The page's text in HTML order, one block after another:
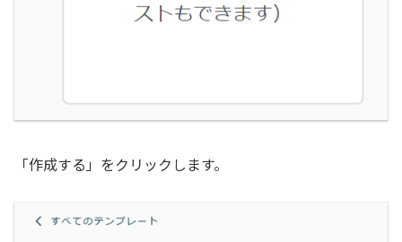
「作成する」をクリックします。